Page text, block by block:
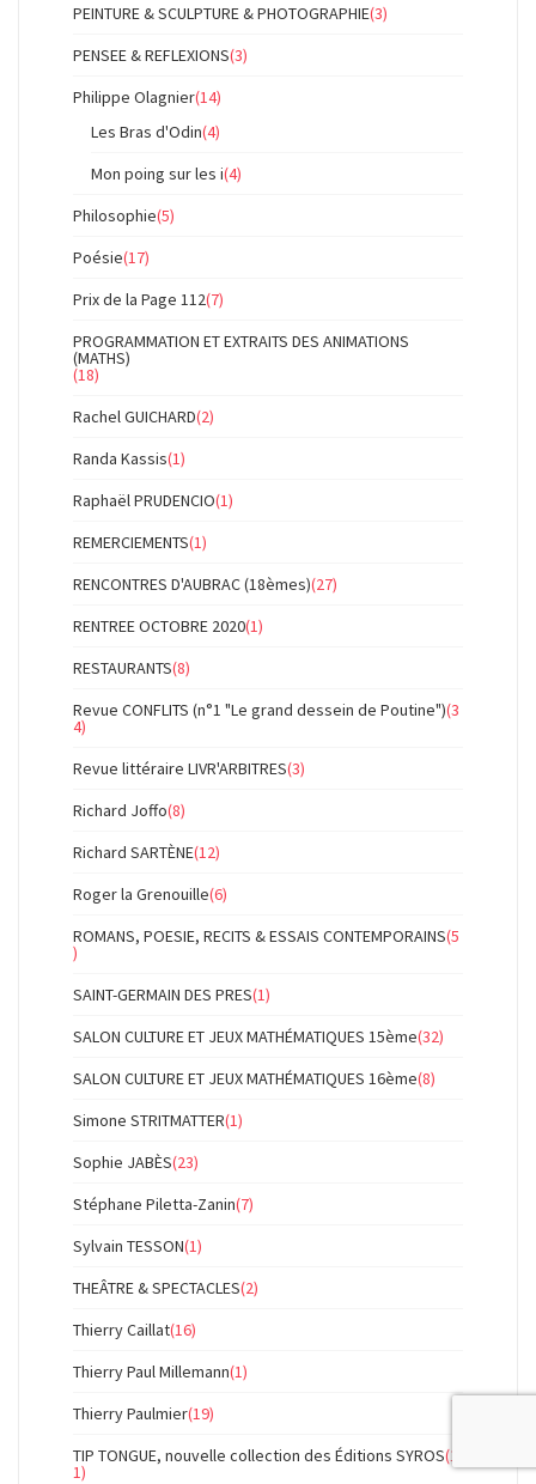
PEINTURE & SCULPTURE & PHOTOGRAPHIE(3)
PENSEE & REFLEXIONS(3)
Philippe Olagnier(14)
Les Bras d'Odin(4)
Mon poing sur les i(4)
Philosophie(5)
Poésie(17)
Prix de la Page 112(7)
PROGRAMMATION ET EXTRAITS DES ANIMATIONS
(MATHS)
(18)
Rachel GUICHARD(2)
Randa Kassis(1)
Raphaël PRUDENCIO(1)
REMERCIEMENTS(1)
RENCONTRES D'AUBRAC (18èmes)(27)
RENTREE OCTOBRE 2020(1)
RESTAURANTS(8)
Revue CONFLITS (n°1 "Le grand dessein de Poutine")(3
4)
Revue littéraire LIVR'ARBITRES(3)
Richard Joffo(8)
Richard SARTÈNE(12)
Roger la Grenouille(6)
ROMANS, POESIE, RECITS & ESSAIS CONTEMPORAINS(5
)
SAINT-GERMAIN DES PRES(1)
SALON CULTURE ET JEUX MATHÉMATIQUES 15ème(32)
SALON CULTURE ET JEUX MATHÉMATIQUES 16ème(8)
Simone STRITMATTER(1)
Sophie JABÈS(23)
Stéphane Piletta-Zanin(7)
Sylvain TESSON(1)
THEÂTRE & SPECTACLES(2)
Thierry Caillat(16)
Thierry Paul Millemann(1)
Thierry Paulmier(19)
TIP TONGUE, nouvelle collection des Éditions SYROS(1
1)